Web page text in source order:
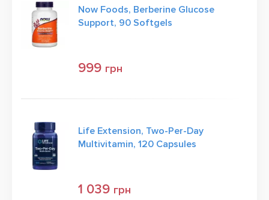
Now Foods, Berberine Glucose
Support, 90 Softgels
999 грн
Life Extension, Two-Per-Day
Multivitamin, 120 Capsules
1 039 грн